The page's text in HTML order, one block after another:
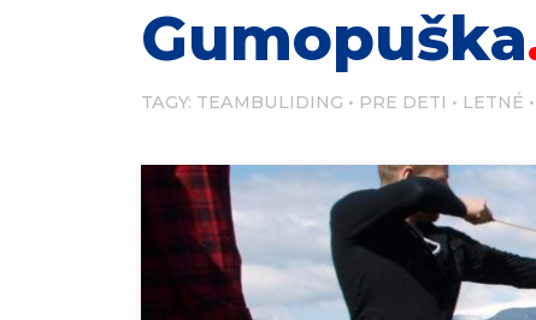
Gumopuška
TAGY: TEAMBULIDING PRE DETI LETNÉ